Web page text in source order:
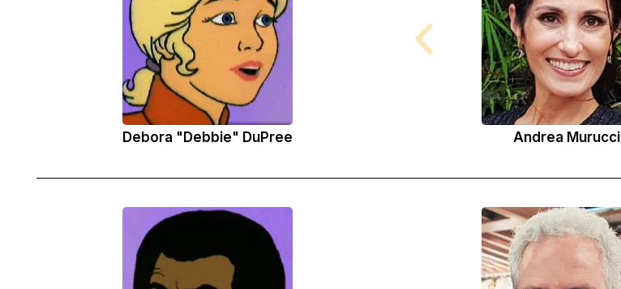
Debora "Debbie" DuPree Andrea Murucci